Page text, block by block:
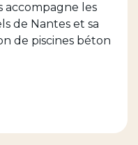
accompagne les
de Nantes et sa
de piscines béton